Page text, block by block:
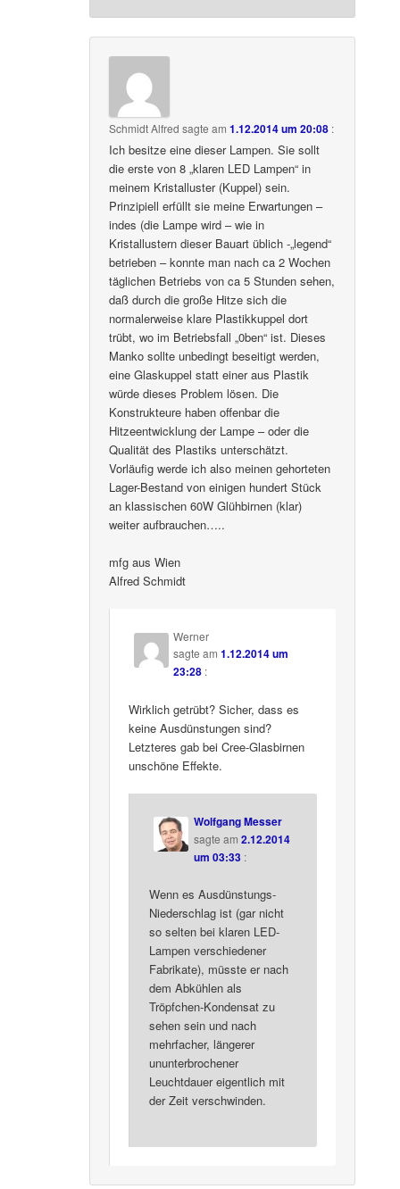
Schmidt Alfred sagte am1.12.2014 um 20:08 :
Ich besitze eine dieser Lampen. Sie sollt
die erste von 8 „klaren LED Lampen“ in
meinem Kristalluster (Kuppel) sein.
Prinzipiell erfüllt sie meine Erwartungen –
indes (die Lampe wird – wie in
Kristallustern dieser Bauart üblich -„legend“
betrieben – konnte man nach ca 2 Wochen
täglichen Betriebs von ca 5 Stunden sehen,
daß durch die große Hitze sich die
normalerweise klare Plastikkuppel dort
trübt, wo im Betriebsfall „0ben“ ist. Dieses
Manko sollte unbedingt beseitigt werden,
eine Glaskuppel statt einer aus Plastik
würde dieses Problem lösen. Die
Konstrukteure haben offenbar die
Hitzeentwicklung der Lampe – oder die
Qualität des Plastiks unterschätzt.
Vorläufig werde ich also meinen gehorteten
Lager-Bestand von einigen hundert Stück
an klassischen 60W Glühbirnen (klar)
weiter aufbrauchen…..
mfg aus Wien
Alfred Schmidt
Werner
sagte am1.12.2014 um
23:28 :
Wirklich getrübt? Sicher, dass es
keine Ausdünstungen sind?
Letzteres gab bei Cree-Glasbirnen
unschöne Effekte.
Wolfgang Messer
sagte am 2.12.2014
um 03:33 :
Wenn es Ausdünstungs-
Niederschlag ist (gar nicht
so selten bei klaren LED-
Lampen verschiedener
Fabrikate), müsste er nach
dem Abkühlen als
Tröpfchen-Kondensat zu
sehen sein und nach
mehrfacher, längerer
ununterbrochener
Leuchtdauer eigentlich mit
der Zeit verschwinden.